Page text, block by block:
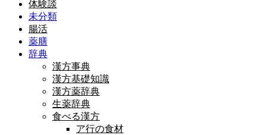
体験談
未分類
腸活
薬膳
辞典
漢方事典
漢方基礎知識
漢方薬辞典
生薬辞典
食べる漢方
ア行の食材